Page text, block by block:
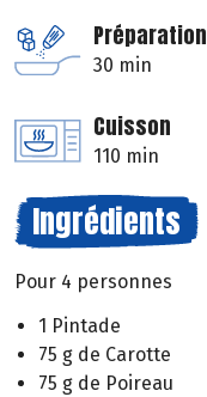
Préparation
30 min
Cuisson
110 min
Ingrédients
Pour 4 personnes
1 Pintade
75 g de Carotte
75 g de Poireau